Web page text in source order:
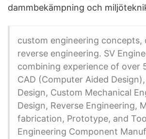
dammbekämpning och
custom engineering concepts,
reverse engineering. SV
combining experience of over
CAD (Computer Aided
Design, Custom Mechanical
Design, Reverse Engineering,
fabrication, Prototype, and
Engineering Component